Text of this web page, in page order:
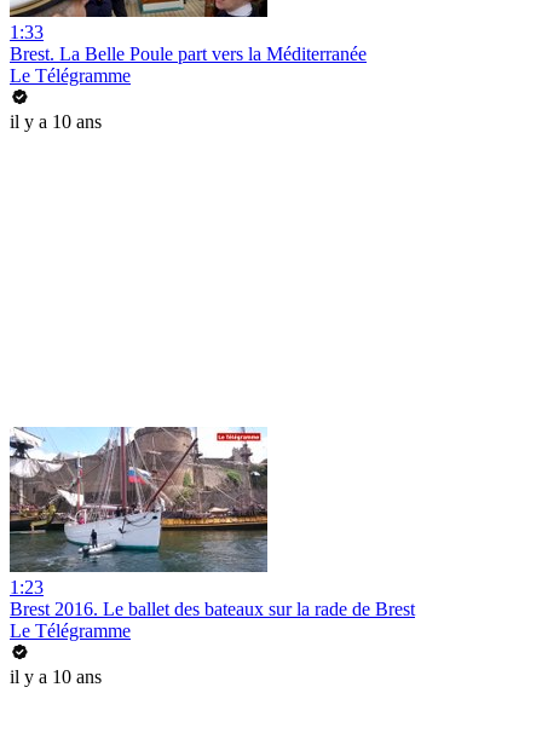
1:33
Brest. La Belle Poule part vers la Méditerranée
Le Télégramme
il y a 10 ans
1:23
Brest 2016. Le ballet des bateaux sur la rade de Brest
Le Télégramme
il y a 10 ans